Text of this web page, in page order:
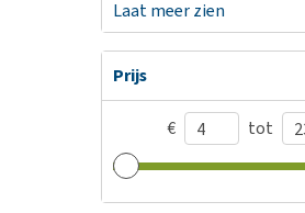
Laat meer zien
Prijs
€ tot